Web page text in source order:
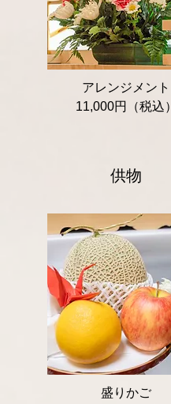
アレンジメント
​11,000円（税込）
供物
盛りかご